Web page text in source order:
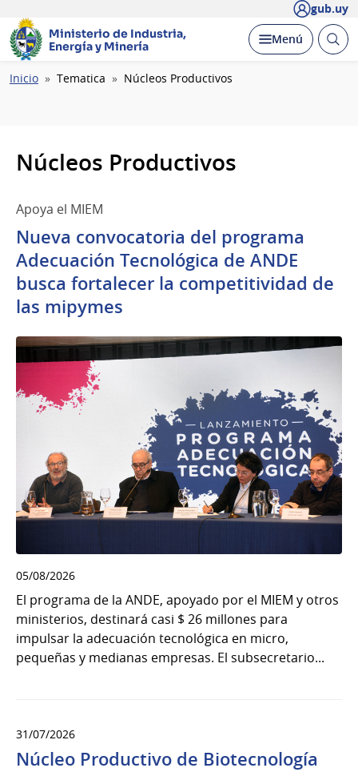
gub.uy
Ministerio de Industria,
Energía y Minería
Desplegar
Menú Abrir
Ruta
Inicio Tematica Núcleos Productivos
Núcleos Productivos
Apoya el MIEM
Nueva convocatoria del programa
Adecuación Tecnológica de ANDE
busca fortalecer la competitividad de
las mipymes
05/08/2026
El programa de la ANDE, apoyado por el MIEM y otros
ministerios, destinará casi $ 26 millones para
impulsar la adecuación tecnológica en micro,
pequeñas y medianas empresas. El subsecretario...
31/07/2026
Núcleo Productivo de Biotecnología